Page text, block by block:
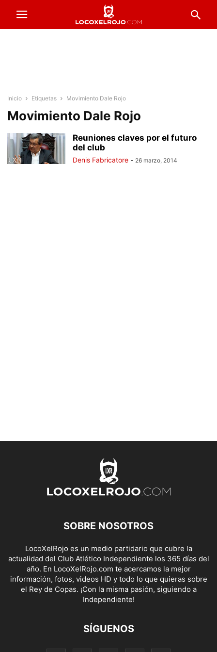
Inicio Etiquetas Movimiento Dale Rojo
Movimiento Dale Rojo
Reuniones claves por el futuro
del club
Denis Fabricatore - 26 marzo, 2014
SOBRE NOSOTROS
LocoXelRojo es un medio partidario que cubre la
actualidad del Club Atlético Independiente los 365 días del
año. En LocoXelRojo.com te acercamos la mejor
información, fotos, videos HD y todo lo que quieras sobre
el Rey de Copas. ¡Con la misma pasión, siguiendo a
Independiente!
SÍGUENOS